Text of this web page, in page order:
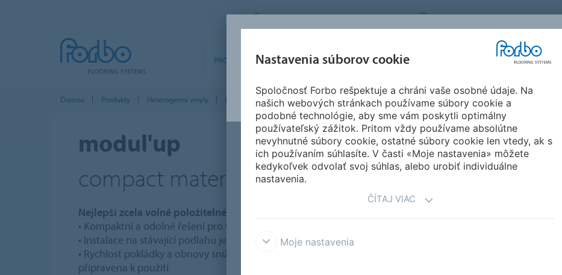
FORBO FLOORING SYSTEMS SLOVAKIA
PRODUKTY SEGMENTY
REFERENCIE A
INŠPIRÁCIE
SŤAHOVANIE
DOKUMENTOV
Domov Produkty Heterogenní vinyly Modul'up Compact vinyl pro volnou pokládku Modul'up Compact Material
modul'up
compact material
Nejlepší zcela volně položitelné kompaktní řešení podlahy
• Kompaktní a odolné řešení pro vysoké zatížení a intenzivní používání
• Instalace na stávající podlahu je v mnoha případech možná
• Rychlost pokládky a obnovy snižuje prostoje, podlaha je okamžitě
připravena k použití
Nastavenia súborov cookie
Spoločnosť Forbo rešpektuje a chráni vaše osobné údaje. Na
našich webových stránkach používame súbory cookie a
podobné technológie, aby sme vám poskytli optimálny
používateľský zážitok. Pritom vždy používame absolútne
nevyhnutné súbory cookie, ostatné súbory cookie len vtedy, ak s
ich používaním súhlasíte. V časti «Moje nastavenia» môžete
kedykoľvek odvolať svoj súhlas, alebo urobiť individuálne
nastavenia.
ČÍTAJ VIAC
Moje nastavenia